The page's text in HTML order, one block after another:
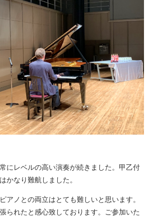
にレベルの高い演奏が続きました。甲乙付
かなり難航しました。
アノとの両立はとても難しいと思います。
られたと感心致しております。ご参加いた